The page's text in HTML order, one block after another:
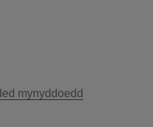
mynyddoedd